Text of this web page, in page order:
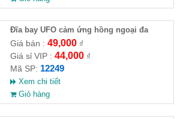
Đĩa bay UFO cảm ứng hồng ngoại đa
chiều tự động bay về
Giá bán : 49,000₫
Giá sỉ VIP : 44,000₫
Mã SP: 12249
Xem chi tiết
Giỏ hàng